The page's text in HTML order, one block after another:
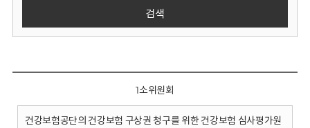
검색
1소위원회
건강보험공단의 건강보험 구상권 청구를 위한 건강보험 심사평가원